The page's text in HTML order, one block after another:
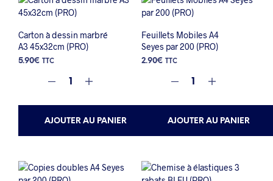
Carton à dessin marbré
A3 45x32cm (PRO)
5.90€ TTC
AJOUTER AU PANIER
Feuillets Mobiles A4
Seyes par 200 (PRO)
2.90€ TTC
AJOUTER AU PANIER